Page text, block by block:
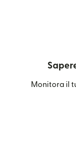
Monitora il